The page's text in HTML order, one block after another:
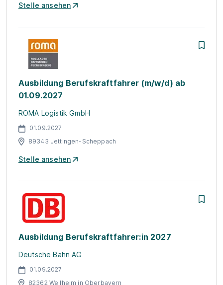
Stelle ansehen
Ausbildung Berufskraftfahrer (m/w/d) ab
01.09.2027
ROMA Logistik GmbH
01.09.2027
89343 Jettingen-Scheppach
Stelle ansehen
Ausbildung Berufskraftfahrer:in 2027
Deutsche Bahn AG
01.09.2027
82362 Weilheim in Oberbayern